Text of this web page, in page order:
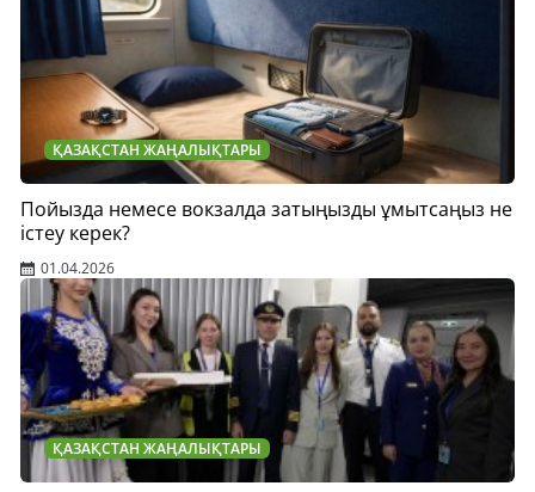
ҚАЗАҚСТАН ЖАҢАЛЫҚТАРЫ
Пойызда немесе вокзалда затыңызды ұмытсаңыз не
істеу керек?
01.04.2026
ҚАЗАҚСТАН ЖАҢАЛЫҚТАРЫ